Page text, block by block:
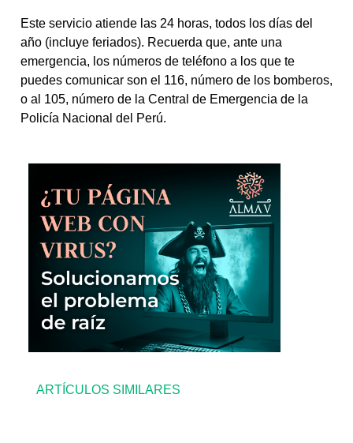
ARTÍCULOS SIMILARES
Este servicio atiende las 24 horas, todos los días del
año (incluye feriados). Recuerda que, ante una
emergencia, los números de teléfono a los que te
puedes comunicar son el 116, número de los bomberos,
o al 105, número de la Central de Emergencia de la
Policía Nacional del Perú.